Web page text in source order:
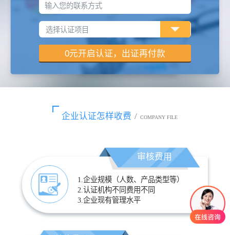
输入您的联系方式
企业认证怎样收费 / COMPANY FILE
审核费用
1.企业规模（人数、产品类型等）
2.认证机构不同费用不同
3.企业现有管理水平